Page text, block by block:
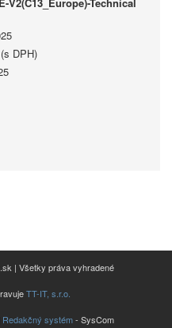
DPH)
| Všetky práva vyhradené
TT-IT, s.r.o.
Redakčný systém- SysCom